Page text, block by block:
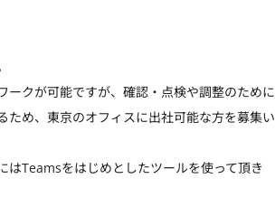
ークが可能ですが、確認・点検や調整のために
ため、東京のオフィスに出社可能な方を募集い
はTeamsをはじめとしたツールを使って頂き